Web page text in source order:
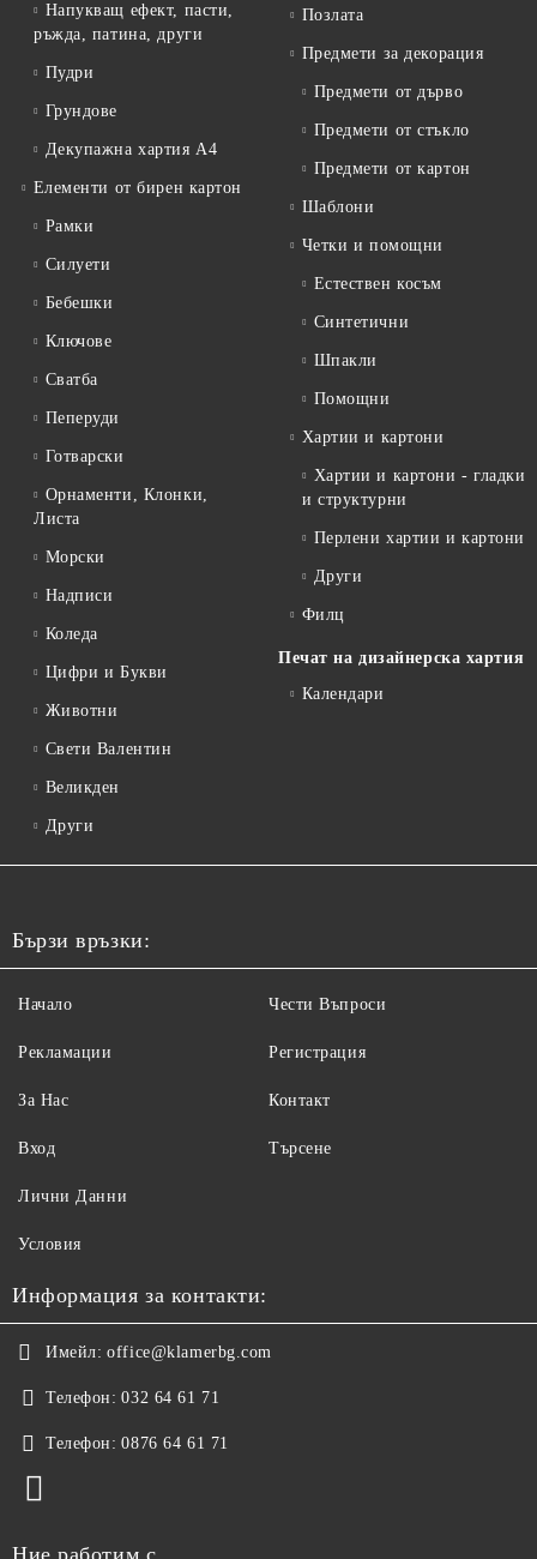
Напукващ ефект, пасти,
ръжда, патина, други
Пудри
Грундове
Декупажна хартия А4
Елементи от бирен картон
Рамки
Силуети
Бебешки
Ключове
Сватба
Пеперуди
Готварски
Орнаменти, Клонки,
Листа
Морски
Надписи
Коледа
Цифри и Букви
Животни
Свети Валентин
Великден
Други
Позлата
Предмети за декорация
Предмети от дърво
Предмети от стъкло
Предмети от картон
Шаблони
Четки и помощни
Естествен косъм
Синтетични
Шпакли
Помощни
Хартии и картони
Хартии и картони - гладки
и структурни
Перлени хартии и картони
Други
Филц
Печат на дизайнерска хартия
Календари
Бързи връзки:
Начало
Рекламации
За Нас
Вход
Чести Въпроси
Регистрация
Контакт
Търсене
Лични Данни
Условия
Информация за контакти:
Имейл: office@klamerbg.com
Телефон: 032 64 61 71
Телефон: 0876 64 61 71
Ние работим с